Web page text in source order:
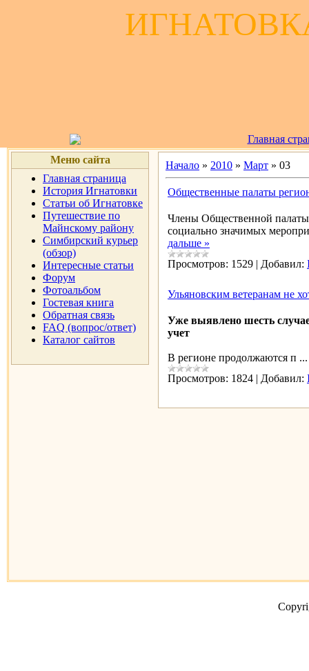
Главная
Меню сайта
Главная страница
История Игнатовки
Статьи об Игнатовке
Путешествие по
Майнскому району
Симбирский курьер
(обзор)
Интересные статьи
Форум
Фотоальбом
Гостевая книга
Обратная связь
FAQ (вопрос/ответ)
Каталог сайтов
Начало » 2010 » Март » 03
Общественные палаты
Члены Общественной палаты
социально значимых
дальше »
Просмотров: 1529 | Добавил:
Ульяновским ветеранам не
Уже выявлено шесть
учет
В регионе продолжаются п
Просмотров: 1824 | Добавил: